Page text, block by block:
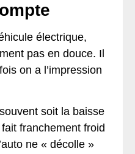
électrique,
pas en douce. Il
on a l’impression
soit la baisse
fait franchement froid
ne « décolle »